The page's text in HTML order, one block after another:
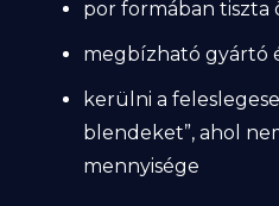
por formában tiszta
megbízható gyártó
kerülni a
blendeket”, ahol
mennyisége